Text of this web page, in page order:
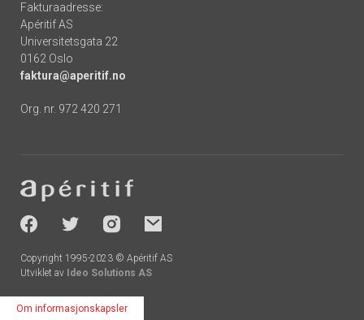
Fakturaadresse:
Apéritif AS
Universitetsgata 22
0162 Oslo
faktura@aperitif.no
Org. nr. 972 420 271
-
socials
Copyright 1995-2023 © Apéritif AS
Utviklet av Ideo Solutions AS
Om informasjonskapsler